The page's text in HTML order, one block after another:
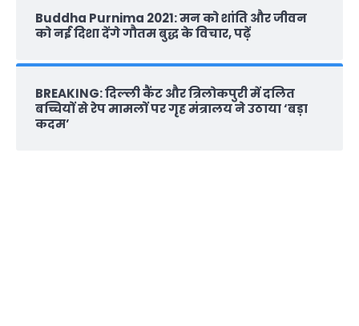
Buddha Purnima 2021: मन को शांति और जीवन
को नई दिशा देंगे गौतम बुद्ध के विचार, पढ़ें
BREAKING: दिल्‍ली कैंट और त्रिलोकपुरी में दलित
बच्चियों से रेप मामलों पर गृह मंत्रालय ने उठाया ‘बड़ा
कदम’